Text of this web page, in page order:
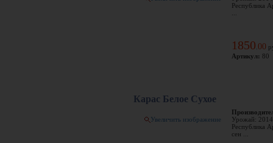
Республика
1850 00
Артикул: 80
Карас Белое Сухое
Увеличить изображение
Урожай:
Республика
сен ...